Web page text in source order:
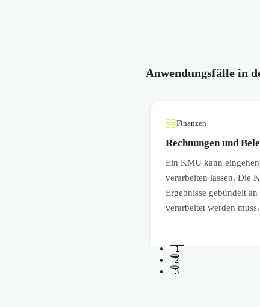
Anwendungsfälle in
Finanzen
Rechnungen und
Ein KMU kann
verarbeiten lassen. Die
Ergebnisse gebündelt
verarbeitet werden muss.
1
2
3